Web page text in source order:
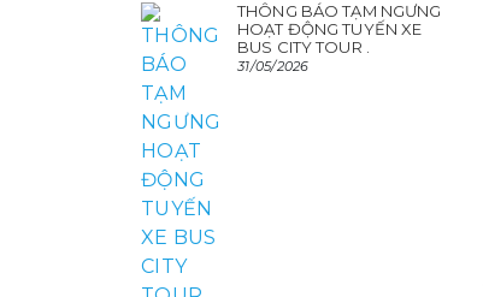
THÔNG BÁO TẠM NGƯNG
HOẠT ĐỘNG TUYẾN XE
BUS CITY TOUR .
31/05/2026